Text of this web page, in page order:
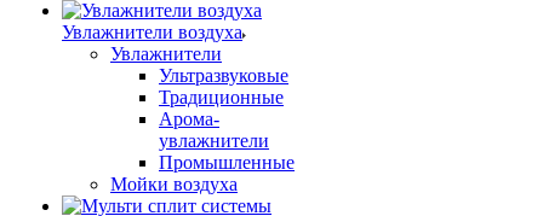
Увлажнители воздуха
Увлажнители
Ультразвуковые
Традиционные
Арома-
увлажнители
Промышленные
Мойки воздуха